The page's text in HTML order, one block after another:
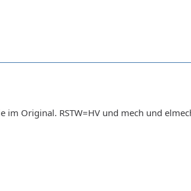
Original. RSTW=HV und mech und